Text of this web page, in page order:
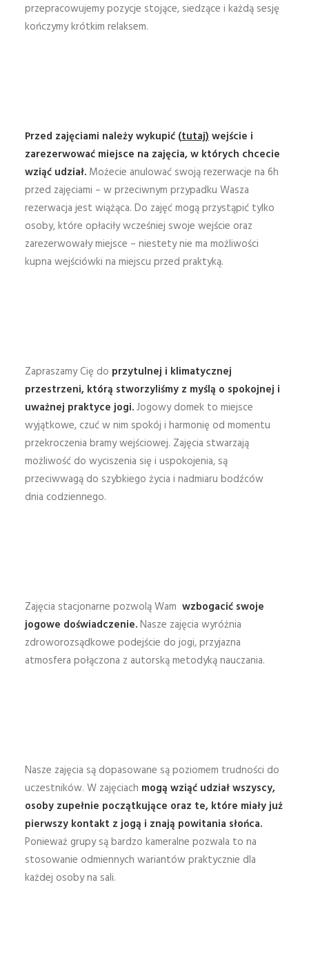
przepracowujemy pozycje stojące, siedzące i każdą sesję
kończymy krótkim relaksem.
Przed zajęciami należy wykupić (tutaj)wejście i
zarezerwować miejsce na zajęcia, w których chcecie
wziąć udział. Możecie anulować swoją rezerwacje na 6h
przed zajęciami – w przeciwnym przypadku Wasza
rezerwacja jest wiążąca. Do zajęć mogą przystąpić tylko
osoby, które opłaciły wcześniej swoje wejście oraz
zarezerwowały miejsce – niestety nie ma możliwości
kupna wejściówki na miejscu przed praktyką.
Zapraszamy Cię do przytulnej i klimatycznej
przestrzeni, którą stworzyliśmy z myślą o spokojnej i
uważnej praktyce jogi.Jogowy domek to miejsce
wyjątkowe, czuć w nim spokój i harmonię od momentu
przekroczenia bramy wejściowej. Zajęcia stwarzają
możliwość do wyciszenia się i uspokojenia, są
przeciwwagą do szybkiego życia i nadmiaru bodźców
dnia codziennego.
Zajęcia stacjonarne pozwolą Wam wzbogacić swoje
jogowe doświadczenie.Nasze zajęcia wyróżnia
zdroworozsądkowe podejście do jogi, przyjazna
atmosfera połączona z autorską metodyką nauczania.
Nasze zajęcia są dopasowane są poziomem trudności do
uczestników. W zajęciach mogą wziąć udział wszyscy,
osoby zupełnie początkujące oraz te, które miały już
pierwszy kontakt z jogą i znają powitania słońca.
Ponieważ grupy są bardzo kameralne pozwala to na
stosowanie odmiennych wariantów praktycznie dla
każdej osoby na sali.